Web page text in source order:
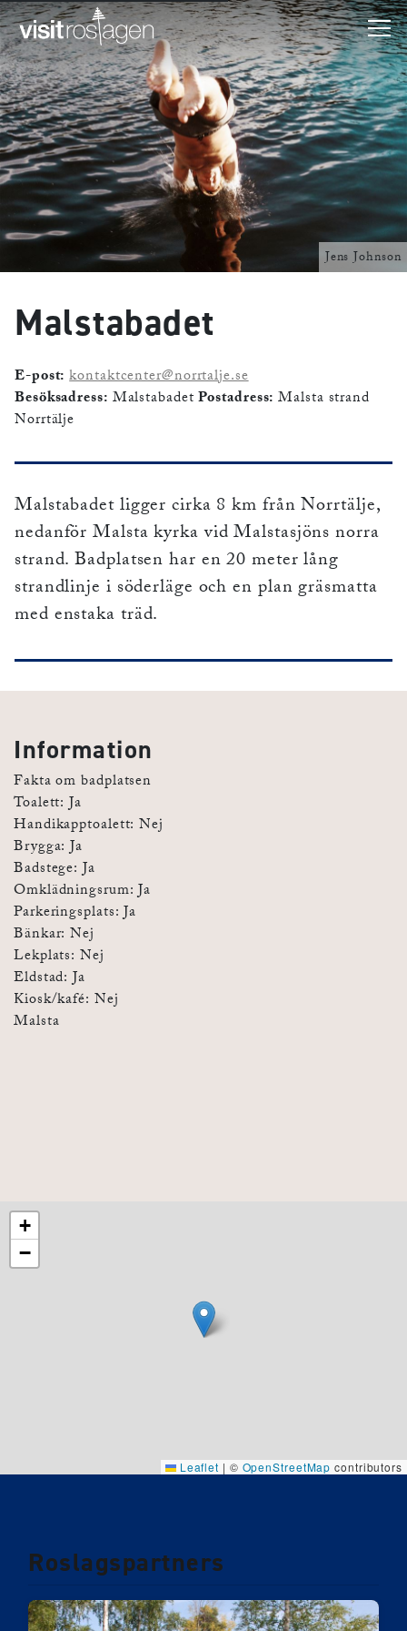
Jens Johnson
Malstabadet
E-post: kontaktcenter@norrtalje.se
Besöksadress: MalstabadetPostadress: Malsta strand
Norrtälje
Malstabadet ligger cirka 8 km från Norrtälje,
nedanför Malsta kyrka vid Malstasjöns norra
strand. Badplatsen har en 20 meter lång
strandlinje i söderläge och en plan gräsmatta
med enstaka träd.
Information
Fakta om badplatsen
Toalett: Ja
Handikapptoalett: Nej
Brygga: Ja
Badstege: Ja
Omklädningsrum: Ja
Parkeringsplats: Ja
Bänkar: Nej
Lekplats: Nej
Eldstad: Ja
Kiosk/kafé: Nej
Malsta
+
−
Leaflet | © OpenStreetMap contributors
Roslagspartners